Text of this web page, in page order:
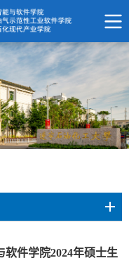
件学院2024年硕士生